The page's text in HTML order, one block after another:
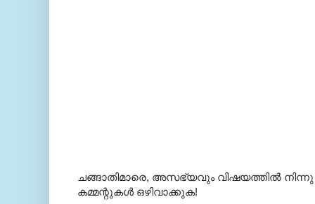
ചങ്ങാതിമാരെ, അസഭ്യവും വിഷയത്തില്‍ നിന്നു
കമ്മന്റുകള്‍ ഒഴിവാക്കുക!